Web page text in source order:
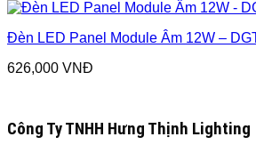
Đèn LED Panel Module Âm 12W –
626,000 VNĐ
Công Ty TNHH Hưng Thịnh Lighting